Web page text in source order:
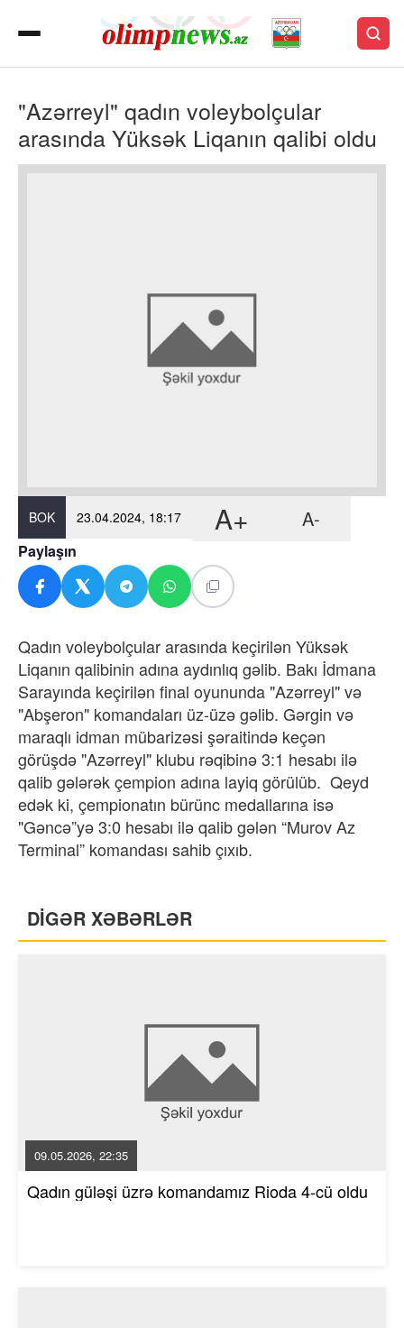
"Azərreyl" qadın voleybolçular
arasında Yüksək Liqanın qalibi oldu
BOK 23.04.2024, 18:17 A+ A-
Paylaşın
Qadın voleybolçular arasında keçirilən Yüksək
Liqanın qalibinin adına aydınlıq gəlib. Bakı İdmana
Sarayında keçirilən final oyununda "Azərreyl" və
"Abşeron" komandaları üz-üzə gəlib. Gərgin və
maraqlı idman mübarizəsi şəraitində keçən
görüşdə "Azərreyl" klubu rəqibinə 3:1 hesabı ilə
qalib gələrək çempion adına layiq görülüb. Qeyd
edək ki, çempionatın bürünc medallarına isə
"Gəncə”yə 3:0 hesabı ilə qalib gələn “Murov Az
Terminal” komandası sahib çıxıb.
DİGƏR XƏBƏRLƏR
09.05.2026, 22:35
Qadın güləşi üzrə komandamız Rioda 4-cü oldu